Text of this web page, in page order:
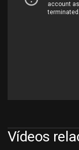
Vídeos